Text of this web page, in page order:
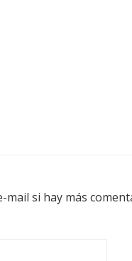
mail si hay más